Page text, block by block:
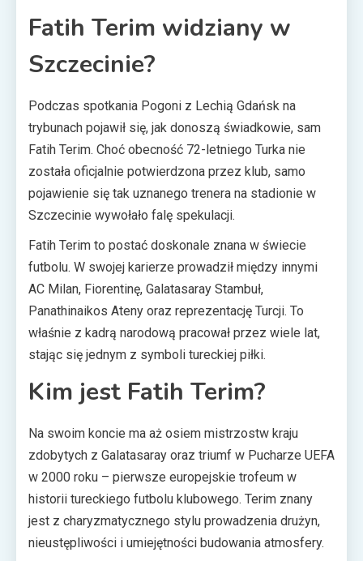
Fatih Terim widziany w
Szczecinie?
Podczas spotkania Pogoni z Lechią Gdańsk na
trybunach pojawił się, jak donoszą świadkowie, sam
Fatih Terim. Choć obecność 72-letniego Turka nie
została oficjalnie potwierdzona przez klub, samo
pojawienie się tak uznanego trenera na stadionie w
Szczecinie wywołało falę spekulacji.
Fatih Terim to postać doskonale znana w świecie
futbolu. W swojej karierze prowadził między innymi
AC Milan, Fiorentinę, Galatasaray Stambuł,
Panathinaikos Ateny oraz reprezentację Turcji. To
właśnie z kadrą narodową pracował przez wiele lat,
stając się jednym z symboli tureckiej piłki.
Kim jest Fatih Terim?
Na swoim koncie ma aż osiem mistrzostw kraju
zdobytych z Galatasaray oraz triumf w Pucharze UEFA
w 2000 roku – pierwsze europejskie trofeum w
historii tureckiego futbolu klubowego. Terim znany
jest z charyzmatycznego stylu prowadzenia drużyn,
nieustępliwości i umiejętności budowania atmosfery.